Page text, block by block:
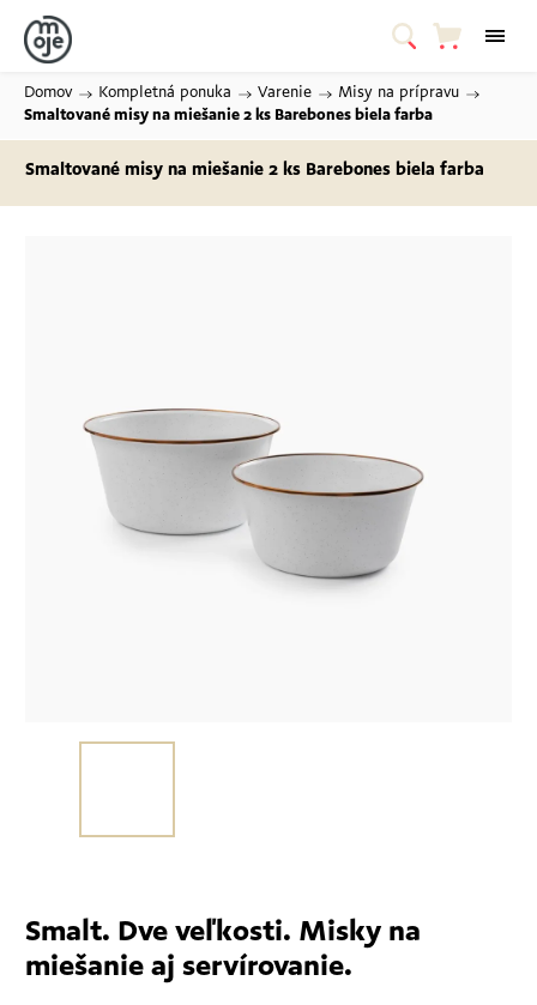
Domov / Kompletná ponuka / Varenie / Misy na prípravu /
Smaltované misy na miešanie 2 ks Barebones biela farba
Smaltované misy na miešanie 2 ks Barebones biela farba
Smalt. Dve veľkosti. Misky na
miešanie aj servírovanie.